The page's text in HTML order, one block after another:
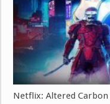
Netflix: Altered